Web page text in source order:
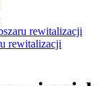
rewitalizacji
rewitalizacji